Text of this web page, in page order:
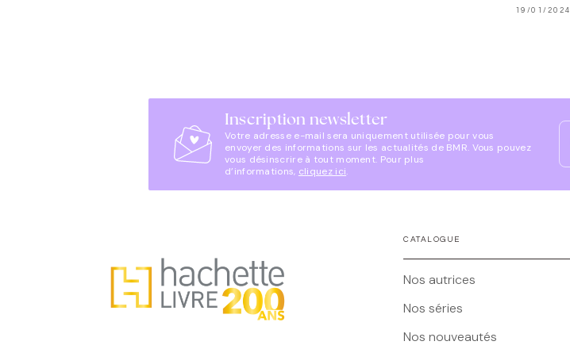
19/01/2024
Inscription newsletter
Votre adresse e-mail sera uniquement utilisée pour vous
envoyer des informations sur les actualités de BMR. Vous pouvez
vous désinscrire à tout moment. Pour plus
d’informations, cliquez ici.
CATALOGUE
Nos autrices
Nos séries
Nos nouveautés